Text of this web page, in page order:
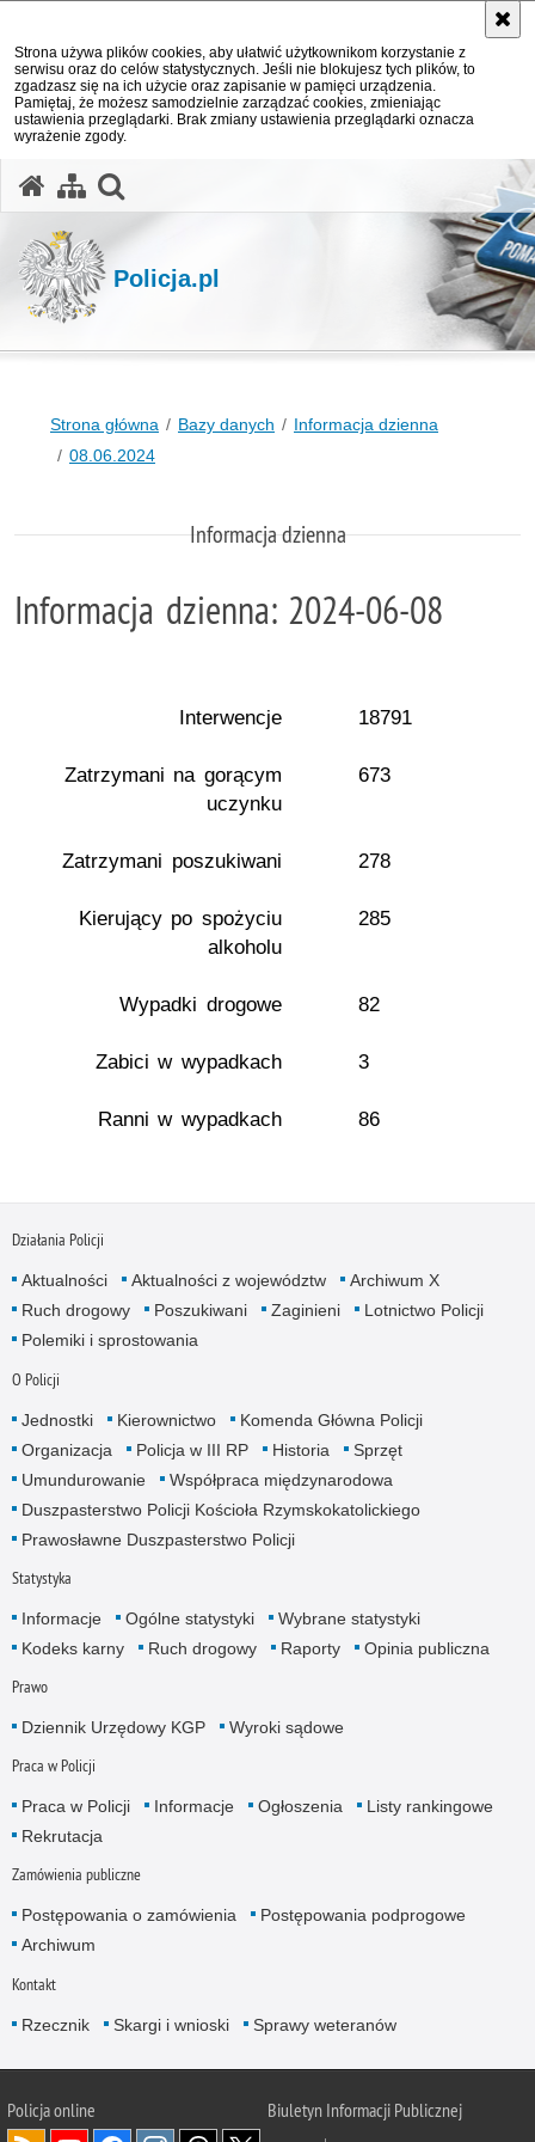
Strona używa plików cookies, aby ułatwić użytkownikom korzystanie z
serwisu oraz do celów statystycznych. Jeśli nie blokujesz tych plików, to
zgadzasz się na ich użycie oraz zapisanie w pamięci urządzenia.
Pamiętaj, że możesz samodzielnie zarządzać cookies, zmieniając
ustawienia przeglądarki. Brak zmiany ustawienia przeglądarki oznacza
wyrażenie zgody.
Policja.pl
Strona główna Bazy danych
Informacja dzienna
08.06.2024
Informacja dzienna
Informacja dzienna: 2024-06-08
Interwencje 18791
Zatrzymani na gorącym
uczynku
673
Zatrzymani poszukiwani 278
Kierujący po spożyciu
alkoholu
285
Wypadki drogowe 82
Zabici w wypadkach 3
Ranni w wypadkach 86
Działania Policji
Aktualności Aktualności z województw
Archiwum X
Ruch drogowy
Poszukiwani Zaginieni
Lotnictwo Policji
Polemiki i sprostowania
O Policji
Jednostki Kierownictwo
Komenda Główna Policji
Organizacja
Policja w III RP Historia
Sprzęt
Umundurowanie
Współpraca międzynarodowa
Duszpasterstwo Policji Kościoła Rzymskokatolickiego
Prawosławne Duszpasterstwo Policji
Statystyka
Informacje Ogólne statystyki
Wybrane statystyki
Kodeks karny
Ruch drogowy Raporty Opinia publiczna
Prawo
Dziennik Urzędowy KGP Wyroki sądowe
Praca w Policji
Praca w Policji Informacje Ogłoszenia
Listy rankingowe
Rekrutacja
Zamówienia publiczne
Postępowania o zamówienia
Postępowania podprogowe
Archiwum
Kontakt
Rzecznik Skargi i wnioski Sprawy weteranów
Policjaonline
Biuletyn Informacji Publicznej